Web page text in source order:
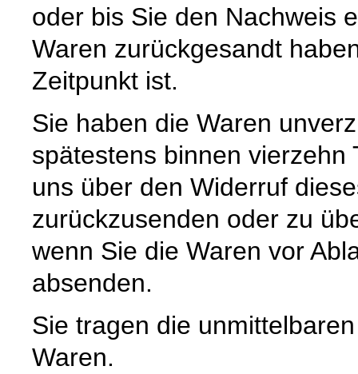
oder bis Sie den Nachweis
Waren zurückgesandt
Zeitpunkt ist.
Sie haben die Waren
spätestens binnen vierzehn
uns über den Widerruf
zurückzusenden oder zu
wenn Sie die Waren vor
absenden.
Sie tragen die
Waren.